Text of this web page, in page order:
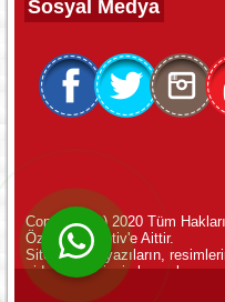
WhatsApp ile
Sosyal Medya
Copyright (c) 2020 Tüm Hakları
Özkar Otomotiv'e Aittir.
Sitemizdeki yazıların,
videoların izinsiz
yasaktır.